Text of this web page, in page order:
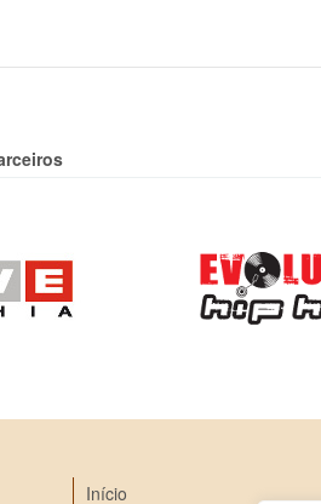
Início